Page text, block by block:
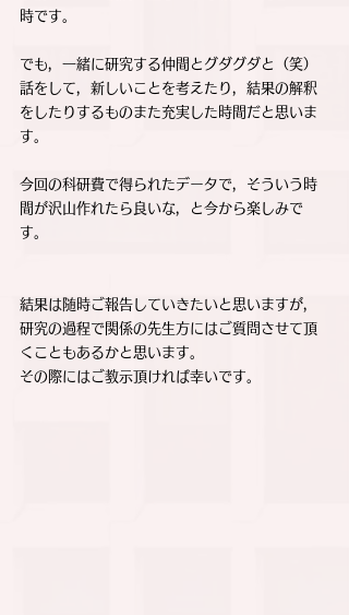
時です。
でも，一緒に研究する仲間とグダグダと（笑）
話をして，新しいことを考えたり，結果の解釈
をしたりするものまた充実した時間だと思いま
す。
今回の科研費で得られたデータで，そういう時
間が沢山作れたら良いな，と今から楽しみで
す。
結果は随時ご報告していきたいと思いますが，
研究の過程で関係の先生方にはご質問させて頂
くこともあるかと思います。
その際にはご教示頂ければ幸いです。